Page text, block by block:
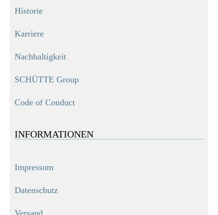
Historie
Karriere
Nachhaltigkeit
SCHÜTTE Group
Code of Conduct
INFORMATIONEN
Impressum
Datenschutz